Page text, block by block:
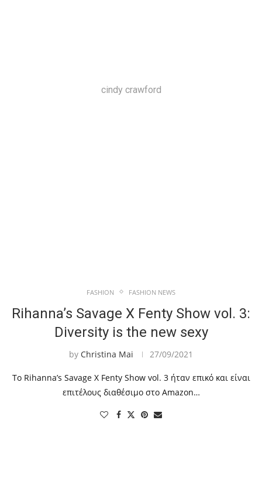
cindy crawford
FASHION FASHION NEWS
Rihanna’s Savage X Fenty Show vol. 3:
Diversity is the new sexy
by Christina Mai 27/09/2021
Το Rihanna’s Savage X Fenty Show vol. 3 ήταν επικό και είναι
επιτέλους διαθέσιμο στο Amazon…